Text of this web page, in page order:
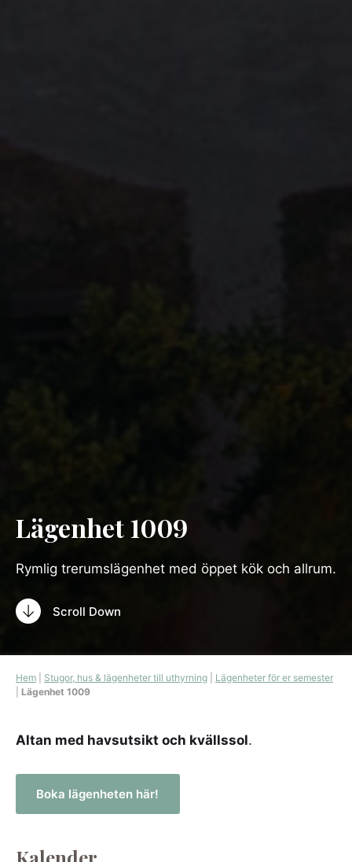
Lägenhet 1009
Rymlig trerumslägenhet med öppet kök och allrum.
Scroll Down
Hem Stugor, hus & lägenheter till uthyrning
Lägenheter för er semester
Lägenhet 1009
Altan med havsutsikt och kvällssol.
Boka lägenheten här!
Kalender